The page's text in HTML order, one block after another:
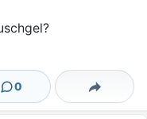
0
Kommentare Teilen